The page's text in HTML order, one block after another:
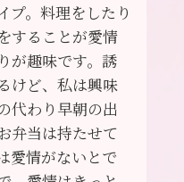
プ。料理をしたり
することが愛情
が趣味です。誘
けど、私は興味
代わり早朝の出
弁当は持たせて
愛情がないとで